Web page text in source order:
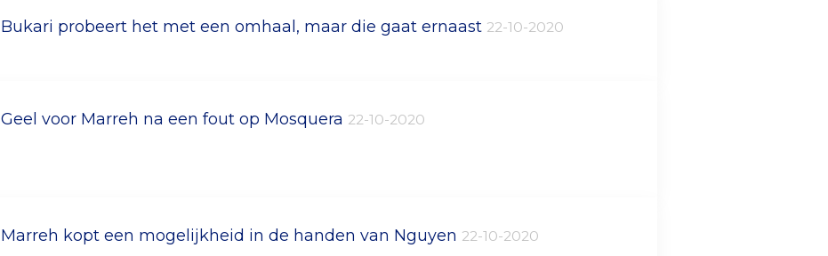
Bukari probeert het met een omhaal, maar die gaat ernaast 22-10-2020
Geel voor Marreh na een fout op Mosquera 22-10-2020
Marreh kopt een mogelijkheid in de handen van Nguyen 22-10-2020